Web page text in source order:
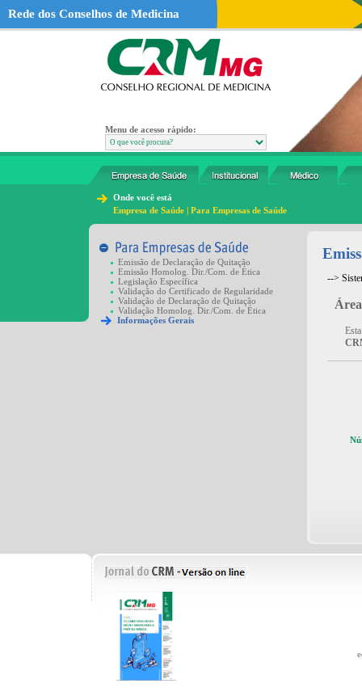
Rede dos Conselhos de Medicina
Menu de acesso rápido:
Onde você está
Empresa de Saúde | Para Empresas de Saúde
Emissão de Declaração de Quitação
Emissão Homolog. Dir./Com. de Ética
Legislação Específica
Validação do Certificado de Regularidade
Validação de Declaração de Quitação
Validação Homolog. Dir./Com. de Ética
Informações Gerais
-->